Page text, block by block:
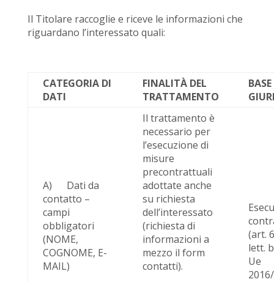
Il Titolare raccoglie e riceve le informazioni che
riguardano l’interessato quali:
CATEGORIA DI
DATI
FINALITÀ DEL
TRATTAMENTO
BASE
A) Dati da
contatto –
campi
obbligatori
(NOME,
COGNOME, E-
MAIL)
Il trattamento è
necessario per
l’esecuzione di
misure
precontrattuali
adottate anche
su richiesta
dell’interessato
(richiesta di
informazioni a
mezzo il form
contatti).
(art.
lett.
Ue